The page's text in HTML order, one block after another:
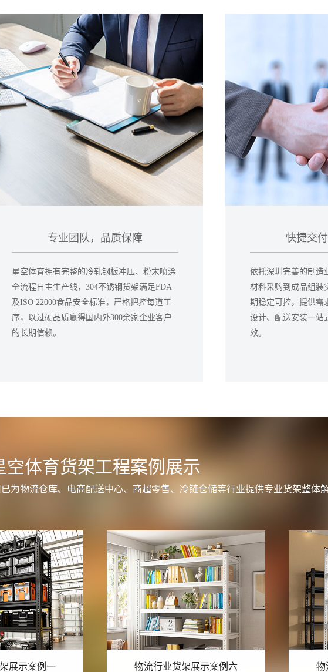
专业团队，品质保障
星空体育拥有完整的冷轧钢板冲压、粉末喷涂
全流程自主生产线，304不锈钢货架满足FDA
及ISO 22000食品安全标准，严格把控每道工
序，以过硬品质赢得国内外300余家企业客户
的长期信赖。
快捷交
依托深圳完善的制造
材料采购到成品组装
期稳定可控，提供需
设计、配送安装一站
效。
空体育货架工程案例展示
为物流仓库、电商配送中心、商超零售、冷链仓储等行业提供专业货架整体
展示案例六 物流行业货架展示案例五 物